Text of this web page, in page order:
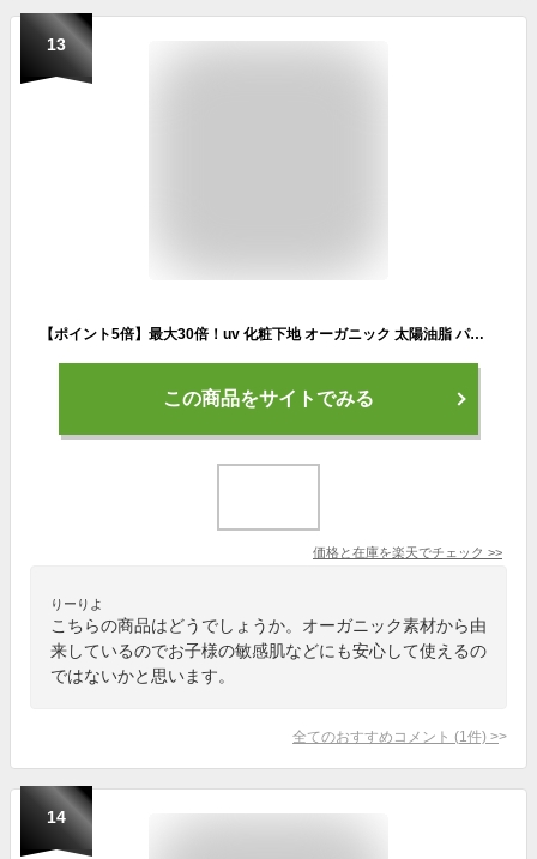
13
【ポイント5倍】最大30倍！uv 化粧下地 オーガニック 太陽油脂 パックスナチュロン UVクリーム 45g SPF30
この商品をサイトでみる
価格と在庫を楽天でチェック >>
りーりよ
こちらの商品はどうでしょうか。オーガニック素材から由
来しているのでお子様の敏感肌などにも安心して使えるの
ではないかと思います。
全てのおすすめコメント (1 件) >
14